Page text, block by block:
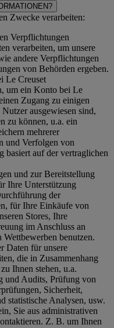
Zwecke verarbeiten:
Verpflichtungen
verarbeiten, um unsere
andere Verpflichtungen
von Behörden ergeben.
Le Creuset
um ein Konto bei Le
Zugang zu einigen
ausgewiesen sind,
zu können, u.a. ein
mehrerer
und Verfolgen von
basiert auf der vertraglichen
und zur Bereitstellung
Ihre Unterstützung
der
für Ihre Einkäufe von
Stores, Ihre
im Anschluss an
benutzen.
Daten für unsere
die in Zusammenhang
Ihnen stehen, u.a.
und Audits, Prüfung von
Sicherheit,
statistische Analysen, usw.
Sie aus administrativen
Z. B. um Ihnen